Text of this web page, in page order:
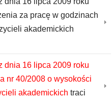
za pracę w godzinach
akademickich
dnia 16 lipca 2009 roku
nr 40/2008 o wysokości
akademickich traci